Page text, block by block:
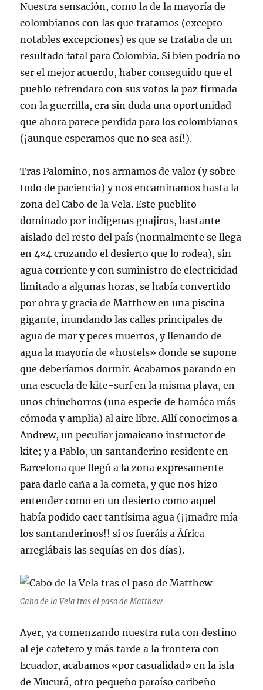
Nuestra sensación, como la de la mayoría de
colombianos con las que tratamos (excepto
notables excepciones) es que se trataba de un
resultado fatal para Colombia. Si bien podría no
ser el mejor acuerdo, haber conseguido que el
pueblo refrendara con sus votos la paz firmada
con la guerrilla, era sin duda una oportunidad
que ahora parece perdida para los colombianos
(¡aunque esperamos que no sea así!).
Tras Palomino, nos armamos de valor (y sobre
todo de paciencia) y nos encaminamos hasta la
zona del Cabo de la Vela. Este pueblito
dominado por indígenas guajiros, bastante
aislado del resto del país (normalmente se llega
en 4×4 cruzando el desierto que lo rodea), sin
agua corriente y con suministro de electricidad
limitado a algunas horas, se había convertido
por obra y gracia de Matthew en una piscina
gigante, inundando las calles principales de
agua de mar y peces muertos, y llenando de
agua la mayoría de «hostels» donde se supone
que deberíamos dormir. Acabamos parando en
una escuela de kite-surf en la misma playa, en
unos chinchorros (una especie de hamáca más
cómoda y amplia) al aire libre. Allí conocimos a
Andrew, un peculiar jamaicano instructor de
kite; y a Pablo, un santanderino residente en
Barcelona que llegó a la zona expresamente
para darle caña a la cometa, y que nos hizo
entender como en un desierto como aquel
había podido caer tantísima agua (¡¡madre mía
los santanderinos!! si os fueráis a África
arreglábais las sequías en dos días).
Cabo de la Vela tras el paso de Matthew
Ayer, ya comenzando nuestra ruta con destino
al eje cafetero y más tarde a la frontera con
Ecuador, acabamos «por casualidad» en la isla
de Mucurá, otro pequeño paraíso caribeño